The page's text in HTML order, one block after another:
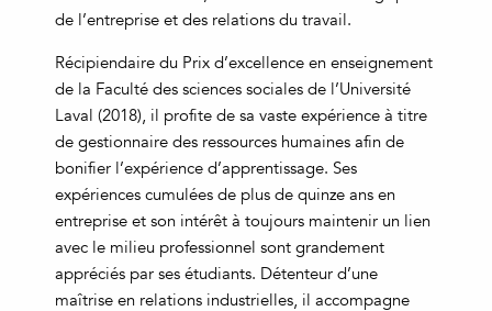
de l’entreprise et des relations du travail.
Récipiendaire du Prix d’excellence en enseignement
de la Faculté des sciences sociales de l’Université
Laval (2018), il profite de sa vaste expérience à titre
de gestionnaire des ressources humaines afin de
bonifier l’expérience d’apprentissage. Ses
expériences cumulées de plus de quinze ans en
entreprise et son intérêt à toujours maintenir un lien
avec le milieu professionnel sont grandement
appréciés par ses étudiants. Détenteur d’une
maîtrise en relations industrielles, il accompagne